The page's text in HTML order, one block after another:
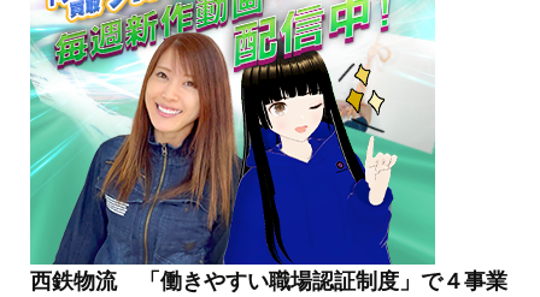
西鉄物流 「働きやすい職場認証制度」で４事業